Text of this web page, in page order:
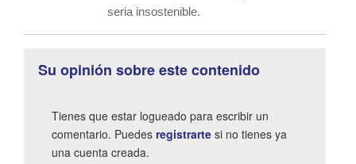
seria insostenible.
Su opinión sobre este contenido
Tienes que estar logueado para escribir un
comentario. Puedes registrarte si no tienes ya
una cuenta creada.